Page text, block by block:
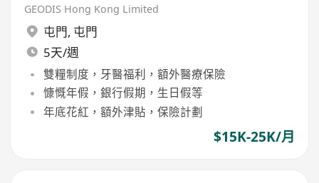
GEODIS Hong Kong Limited
屯門, 屯門
5天/週
雙糧制度，牙醫福利，額外醫療保險
慷慨年假，銀行假期，生日假等
年底花紅，額外津貼，保險計劃
$15K-25K/月